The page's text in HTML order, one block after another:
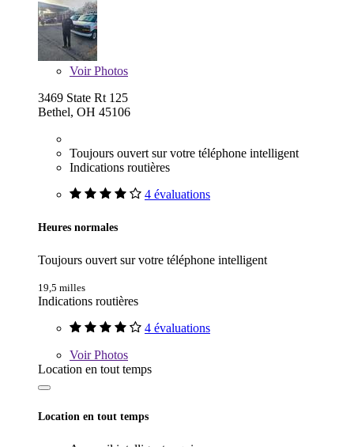
VoirPhotos
3469 State Rt 125
Bethel, OH 45106
Toujours ouvert sur votre téléphone intelligent
Indications routières
4 évaluations
Heures normales
Toujours ouvert sur votre téléphone intelligent
19,5 milles
Indications routières
4 évaluations
VoirPhotos
Location en tout temps
Location en tout temps